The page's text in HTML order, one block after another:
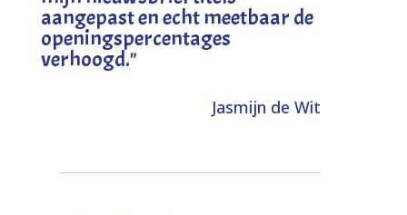
aangepast en echt meetbaar de
openingspercentages
verhoogd."
Jasmijn de Wit